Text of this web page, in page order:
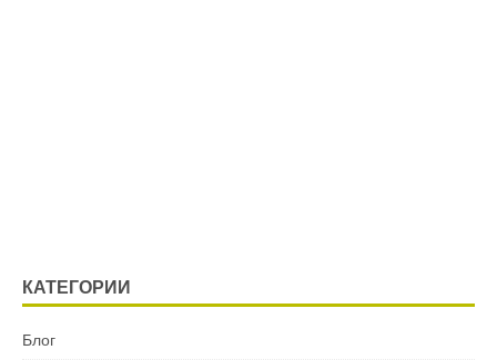
КАТЕГОРИИ
Блог